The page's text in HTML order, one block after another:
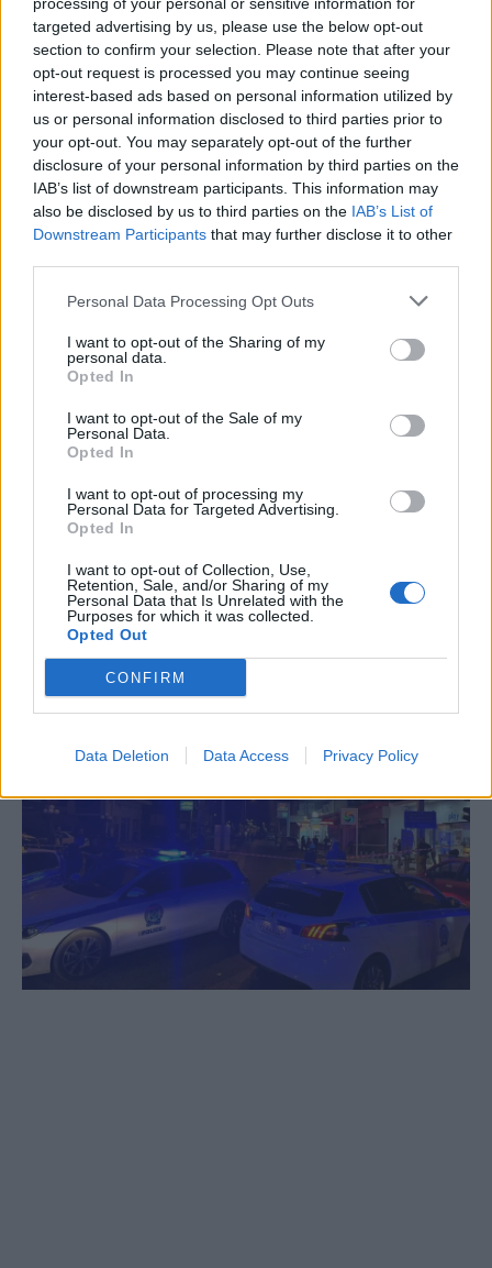
targeted advertising by us, please use the below opt-out
section to confirm your selection. Please note that after your
opt-out request is processed you may continue seeing
interest-based ads based on personal information utilized by
us or personal information disclosed to third parties prior to
your opt-out. You may separately opt-out of the further
disclosure of your personal information by third parties on the
IAB’s list of downstream participants. This information may
also be disclosed by us to third parties on the IAB’s List of
Downstream Participants that may further disclose it to other
Personal Data Processing Opt Outs
I want to opt-out of the Sharing of my
personal data.
Opted In
I want to opt-out of the Sale of my
Personal Data.
Opted In
I want to opt-out of processing my
Personal Data for Targeted Advertising.
Opted In
I want to opt-out of Collection, Use,
Retention, Sale, and/or Sharing of my
Personal Data that Is Unrelated with the
Purposes for which it was collected.
Opted Out
CONFIRM
Data Deletion Data Access Privacy Policy